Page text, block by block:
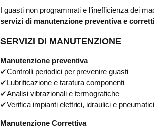
I guasti non programmati e l’inefficienza dei
servizi di manutenzione preventiva e
SERVIZI DI MANUTENZIONE
Manutenzione preventiva
✔Controlli periodici per prevenire guasti
✔ Lubrificazione e taratura componenti
✔Analisi vibrazionali e termografiche
✔Verifica impianti elettrici, idraulici e pneumatici
Manutenzione Correttiva